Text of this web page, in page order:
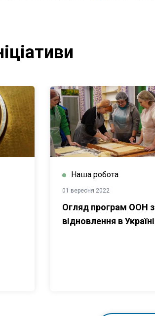
Наша робота
01 вересня 2022
Огляд програм ООН з
відновлення в Україні